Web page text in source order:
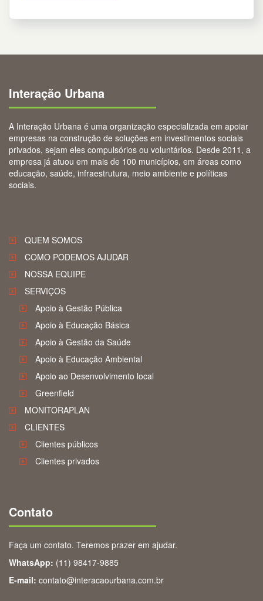
Interação Urbana
A Interação Urbana é uma organização especializada em apoiar
empresas na construção de soluções em investimentos sociais
privados, sejam eles compulsórios ou voluntários. Desde 2011, a
empresa já atuou em mais de 100 municípios, em áreas como
educação, saúde, infraestrutura, meio ambiente e políticas
sociais.
QUEM SOMOS
COMO PODEMOS AJUDAR
NOSSA EQUIPE
SERVIÇOS
Apoio à Gestão Pública
Apoio à Educação Básica
Apoio à Gestão da Saúde
Apoio à Educação Ambiental
Apoio ao Desenvolvimento local
Greenfield
MONITORAPLAN
CLIENTES
Clientes públicos
Clientes privados
Contato
Faça um contato. Teremos prazer em ajudar.
WhatsApp: (11) 98417-9885
E-mail: contato@interacaourbana.com.br